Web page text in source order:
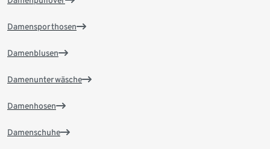
Damensporthosen
Damenblusen
Damenunterwäsche
Damenhosen
Damenschuhe